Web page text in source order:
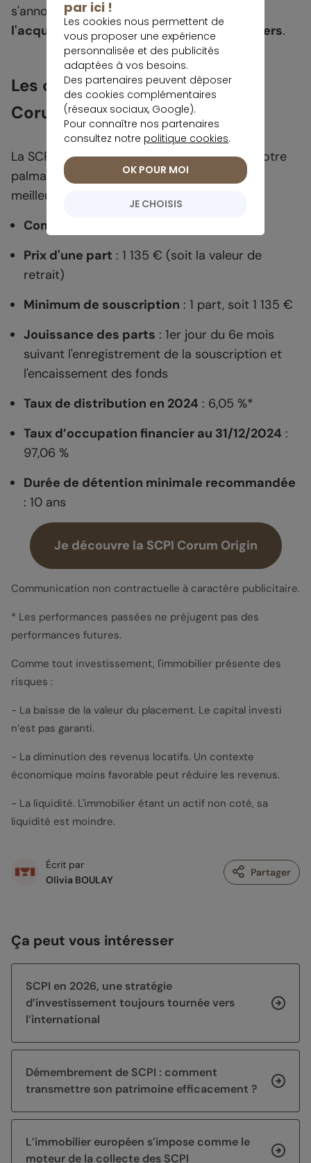
s'annonce comme une
l'acquisition de nouveaux actifs immobiliers.
Les caractéristiques clés de
Corum Origin
La SCPI Corum Origin intègre directement notre
palmarès des meilleures SCPI, avec l’un des
meilleurs rendements.
Commission de souscription
Prix d'une part : 1 135 € (soit la valeur de
retrait)
Minimum de souscription : 1 part, soit 1 135 €
Jouissance des parts : 1er jour du 6e mois
suivant l'enregistrement de la souscription et
l'encaissement des fonds
Taux de distribution en 2024 : 6,05 %*
Taux d’occupation financier au 31/12/2024 :
97,06 %
Durée de détention minimale recommandée
: 10 ans
Je découvre la SCPI Corum Origin
Communication non contractuelle à caractère publicitaire.
* Les performances passées ne préjugent pas des
performances futures.
Comme tout investissement, l'immobilier présente des
risques :
- La baisse de la valeur du placement. Le capital investi
n’est pas garanti.
- La diminution des revenus locatifs. Un contexte
économique moins favorable peut réduire les revenus.
- La liquidité. L'immobilier étant un actif non coté, sa
liquidité est moindre.
Écrit par
Olivia BOULAY
Partager
Ça peut vous intéresser
SCPI en 2026, une stratégie
d’investissement toujours tournée vers
l’international
Démembrement de SCPI : comment
transmettre son patrimoine efficacement ?
L’immobilier européen s’impose comme le
moteur de la collecte des SCPI
par ici !
Les cookies nous permettent de
vous proposer une expérience
personnalisée et des publicités
adaptées à vos besoins.
Des partenaires peuvent déposer
des cookies complémentaires
(réseaux sociaux, Google).
Pour connaître nos partenaires
consultez notre politique cookies.
JE CHOISIS
OK POUR MOI